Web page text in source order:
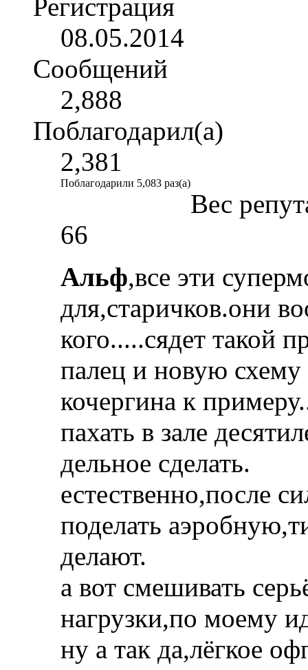
Регистрация
08.05.2014
Сообщений
2,888
Поблагодарил(а)
2,381
Поблагодарили 5,083 раз(а)
Вес
66
Альф,все эти
для,старичков.они
кого.....сядет такой
палец и новую схему
кочергина к
пахать в зале
дельное сделать.
естественно,после
поделать
делают.
а вот смешивать
нагрузки,по моему
ну а так да,лёгкое